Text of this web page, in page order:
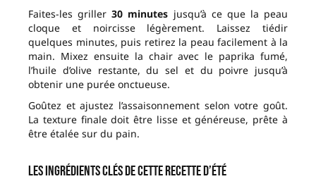
Faites-les griller30 minutes jusqu’à ce que la peau
cloque et noircisse légèrement. Laissez tiédir
quelques minutes, puis retirez la peau facilement à la
main. Mixez ensuite la chair avec le paprika fumé,
l’huile d’olive restante, du sel et du poivre jusqu’à
obtenir une purée onctueuse.
Goûtez et ajustez l’assaisonnement selon votre goût.
La texture finale doit être lisse et généreuse, prête à
être étalée sur du pain.
Les ingrédients clés de cette recette d’été